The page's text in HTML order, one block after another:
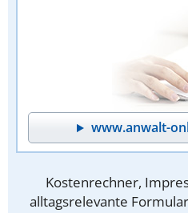
www.anwalt-
Kostenrechner,
alltagsrelevante